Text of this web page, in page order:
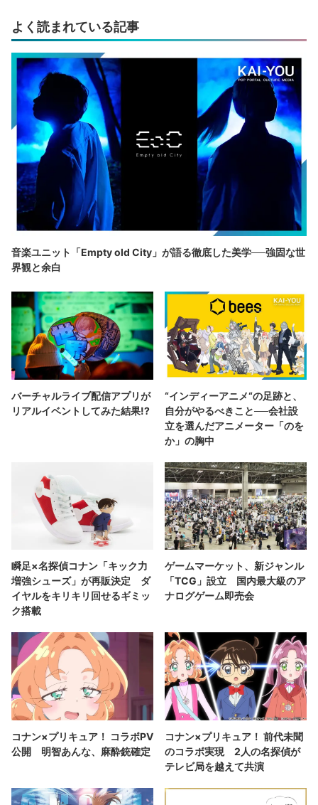
よく読まれている記事
音楽ユニット「Empty old City」が語る徹底した美学──強固な世
界観と余白
バーチャルライブ配信アプリが
リアルイベントしてみた結果!?
“インディーアニメ“の足跡と、
自分がやるべきこと──会社設
立を選んだアニメーター「のを
か」の胸中
瞬足×名探偵コナン「キック力
増強シューズ」が再販決定 ダ
イヤルをキリキリ回せるギミッ
ク搭載
ゲームマーケット、新ジャンル
「TCG」設立 国内最大級のア
ナログゲーム即売会
コナン×プリキュア！ コラボPV
公開 明智あんな、麻酔銃確定
コナン×プリキュア！ 前代未聞
のコラボ実現 2人の名探偵が
テレビ局を越えて共演